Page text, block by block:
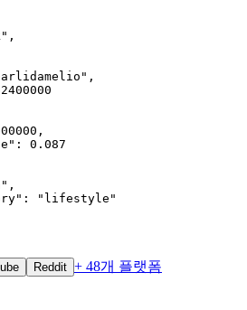
0.087
"lifestyle"
Reddit + 48개 플랫폼